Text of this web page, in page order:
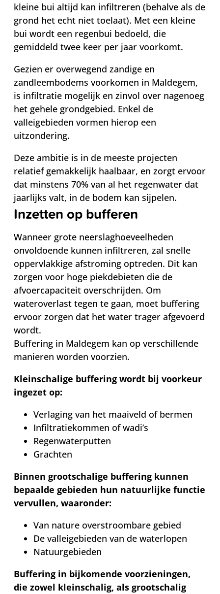
kleine bui altijd kan infiltreren (behalve als de
grond het echt niet toelaat). Met een kleine
bui wordt een regenbui bedoeld, die
gemiddeld twee keer per jaar voorkomt.
Gezien er overwegend zandige en
zandleembodems voorkomen in Maldegem,
is infiltratie mogelijk en zinvol over nagenoeg
het gehele grondgebied. Enkel de
valleigebieden vormen hierop een
uitzondering.
Deze ambitie is in de meeste projecten
relatief gemakkelijk haalbaar, en zorgt ervoor
dat minstens 70% van al het regenwater dat
jaarlijks valt, in de bodem kan sijpelen.
Inzetten op bufferen
Wanneer grote neerslaghoeveelheden
onvoldoende kunnen infiltreren, zal snelle
oppervlakkige afstroming optreden. Dit kan
zorgen voor hoge piekdebieten die de
afvoercapaciteit overschrijden. Om
wateroverlast tegen te gaan, moet buffering
ervoor zorgen dat het water trager afgevoerd
wordt.
Buffering in Maldegem kan op verschillende
manieren worden voorzien.
Kleinschalige buffering wordt bij voorkeur
ingezet op:
Verlaging van het maaiveld of bermen
Infiltratiekommen of wadi’s
Regenwaterputten
Grachten
Binnen grootschalige buffering kunnen
bepaalde gebieden hun natuurlijke functie
vervullen, waaronder:
Van nature overstroombare gebied
De valleigebieden van de waterlopen
Natuurgebieden
Buffering in bijkomende voorzieningen,
die zowel kleinschalig, als grootschalig